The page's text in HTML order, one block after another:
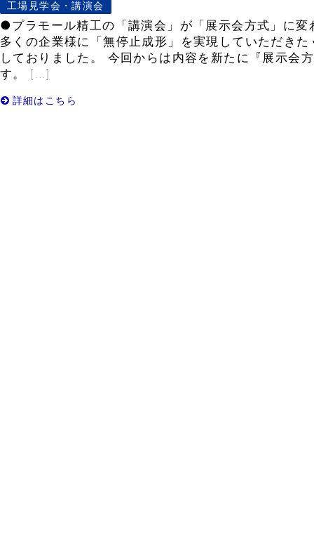
工場見学会・講演会
●プラモール精工の「講演会」が「展示会方式」に変
多くの企業様に「無停止成形」を実現していただき
しておりました。 今回からは内容を新たに『展示会
す。 […]
詳細はこちら